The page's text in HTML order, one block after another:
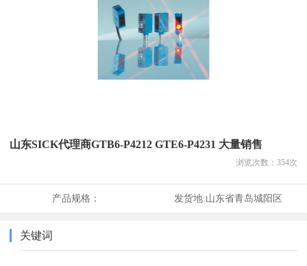
山东SICK代理商GTB6-P4212 GTE6-P4231 大量销售
浏览次数： 354次
产品规格： 发货地:山东省青岛城阳区
关键词